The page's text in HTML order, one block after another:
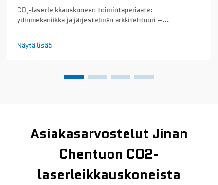
CO₂-laserleikkauskoneen toimintaperiaate:
ydinmekaniikka ja järjestelmän arkkitehtuuri –
tuottaminen CO₂-laserleikkauskoneet tuottavat säteensä
kaasupurkauksen periaatteella. Kun sähkö virtaa tiukasti
Näytä lisää
Asiakasarvostelut Jinan
Chentuon CO2-
laserleikkauskoneista